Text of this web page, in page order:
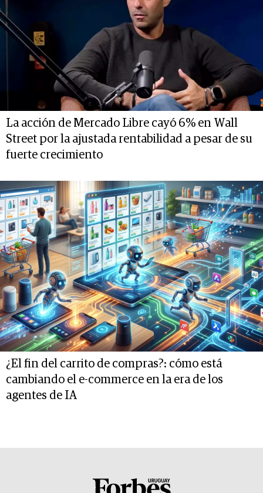
La acción de Mercado Libre cayó 6% en Wall
Street por la ajustada rentabilidad a pesar de su
fuerte crecimiento
¿El fin del carrito de compras?: cómo está
cambiando el e-commerce en la era de los
agentes de IA